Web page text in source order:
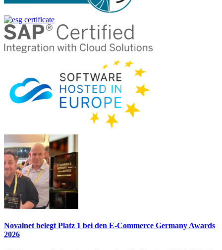
Novalnet belegt Platz 1 bei den E-Commerce Germany Awards
2026